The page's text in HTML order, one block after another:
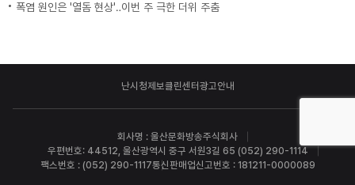
폭염 원인은 '열돔 현상'‥이번 주 극한 더위 주춤
난시청제보클린센터광고안내
회사명 : 울산문화방송주식회사
우편번호: 44512, 울산광역시 중구 서원3길 65 (052) 290-1114
팩스번호 : (052) 290-1117통신판매업신고번호 : 181211-0000089